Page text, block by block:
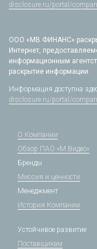
disclosure.ru/portal/
ООО «МВ ФИНАНС»
Интернет,
информационным
раскрытие информации.
Информация доступна
disclosure.ru/portal/
О Компании
Обзор ПАО «М.Видео»
Бренды
Миссия и ценности
Менеджмент
История Компании
Устойчивое развитие
Поставщикам